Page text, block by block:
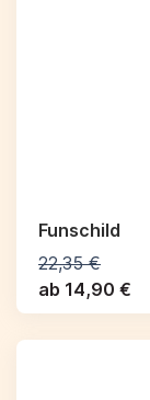
Funschild
22,35 €
ab 14,90 €